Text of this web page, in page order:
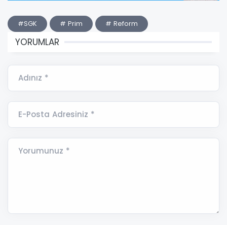
#SGK # Prim # Reform
YORUMLAR
Adınız *
E-Posta Adresiniz *
Yorumunuz *